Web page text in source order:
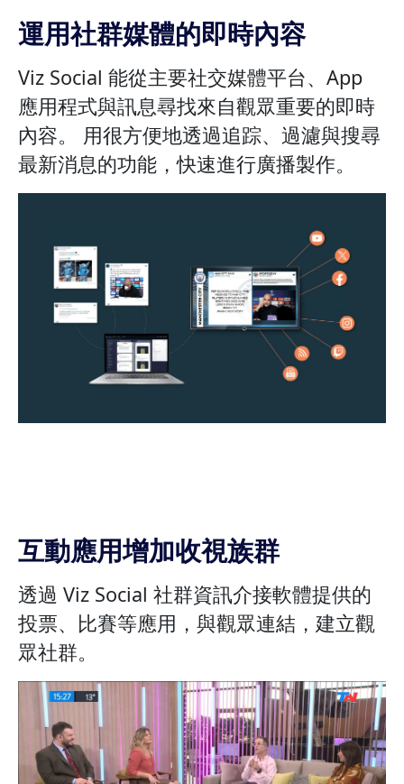
運用社群媒體的即時內容
Viz Social 能從主要社交媒體平台、App
應用程式與訊息尋找來自觀眾重要的即時
內容。 用很方便地透過追踪、過濾與搜尋
最新消息的功能，快速進行廣播製作。
互動應用增加收視族群
透過 Viz Social 社群資訊介接軟體提供的
投票、比賽等應用，與觀眾連結，建立觀
眾社群。